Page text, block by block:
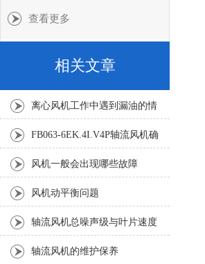
查看更多
相关文章
离心风机工作中遇到漏油的情
况时应该怎么办？
FB063-6EK.4I.V4P轴流风机确
实展现出了良好的适应性
风机一般会出现哪些故障
风机动平衡问题
轴流风机总噪声级与叶片速度
的六次方成正比
轴流风机的维护保养